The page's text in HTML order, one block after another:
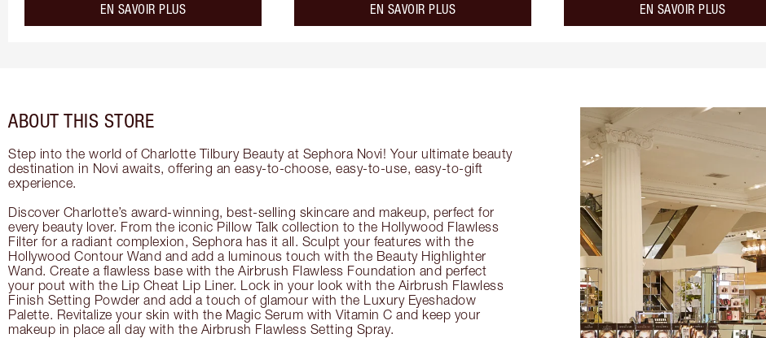
EN SAVOIR PLUSabout the EN SAVOIR PLUSabout the EN SAVOIR PLUSabout the
ABOUT THIS STORE
Step into the world of Charlotte Tilbury Beauty at Sephora Novi! Your ultimate beauty
destination in Novi awaits, offering an easy-to-choose, easy-to-use, easy-to-gift
experience.
Discover Charlotte’s award-winning, best-selling skincare and makeup, perfect for
every beauty lover. From the iconic Pillow Talk collection to the Hollywood Flawless
Filter for a radiant complexion, Sephora has it all. Sculpt your features with the
Hollywood Contour Wand and add a luminous touch with the Beauty Highlighter
Wand. Create a flawless base with the Airbrush Flawless Foundation and perfect
your pout with the Lip Cheat Lip Liner. Lock in your look with the Airbrush Flawless
Finish Setting Powder and add a touch of glamour with the Luxury Eyeshadow
Palette. Revitalize your skin with the Magic Serum with Vitamin C and keep your
makeup in place all day with the Airbrush Flawless Setting Spray.